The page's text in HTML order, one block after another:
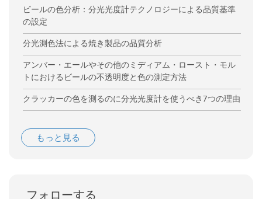
ビールの色分析：分光光度計テクノロジーによる品質基準
の設定
分光測色法による焼き製品の品質分析
アンバー・エールやその他のミディアム・ロースト・モル
トにおけるビールの不透明度と色の測定方法
クラッカーの色を測るのに分光光度計を使うべき7つの理由
もっと見る
フォローする